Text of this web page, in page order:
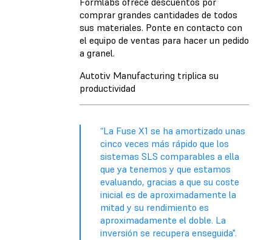
comprar grandes cantidades de todos
sus materiales. Ponte en contacto con
el equipo de ventas para hacer un pedido
a granel.
Autotiv Manufacturing triplica su
productividad
“La Fuse X1 se ha amortizado unas
cinco veces más rápido que los
sistemas SLS comparables a ella
que ya tenemos y que estamos
evaluando, gracias a que su coste
inicial es de aproximadamente la
mitad y su rendimiento es
aproximadamente el doble. La
inversión se recupera enseguida".